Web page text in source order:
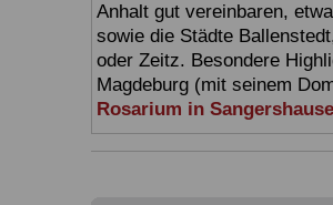
Anhalt gut vereinbaren,
sowie die Städte
oder Zeitz. Besondere
Magdeburg (mit seinem
Rosarium in